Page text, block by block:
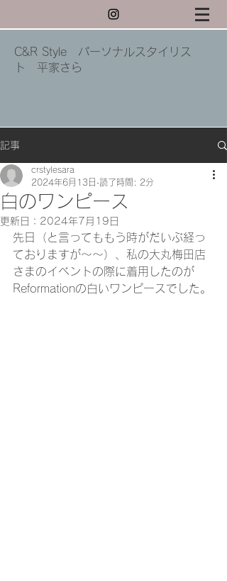
C&R Style パーソナルスタイリス
ト 平家さら
記事
白のワンピース
crstylesara
2024年6月13日 読了時間: 2分
更新日： 2024年7月19日
先日（と言ってももう時がだいぶ経っ
ておりますが～～）、私の大丸梅田店
さまのイベントの際に着用したのが
Reformationの白いワンピースでした。